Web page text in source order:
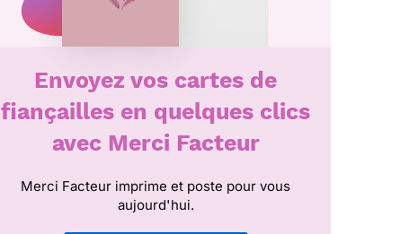
Envoyez vos cartes de
fiançailles en quelques clics
avec Merci Facteur
Merci Facteur imprime et poste pour vous
aujourd'hui.